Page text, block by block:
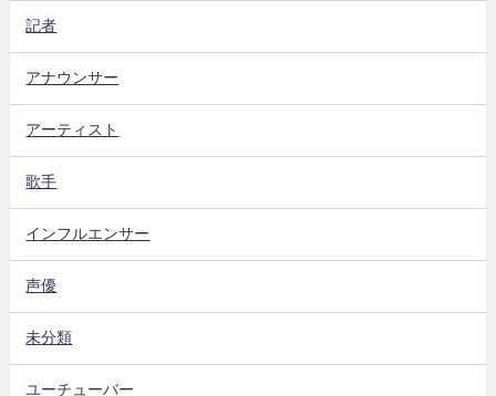
記者
アナウンサー
アーティスト
歌手
インフルエンサー
声優
未分類
ユーチューバー